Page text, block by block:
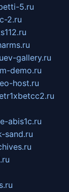
5.ru
2.ru
ev-gallery.ru
demo.ru
host.ru
e-abis1c.ru
sand.ru